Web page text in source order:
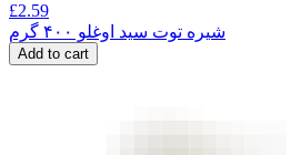
£2.59
شیره توت سید اوغلو ۴۰۰ گرم
Add to cart